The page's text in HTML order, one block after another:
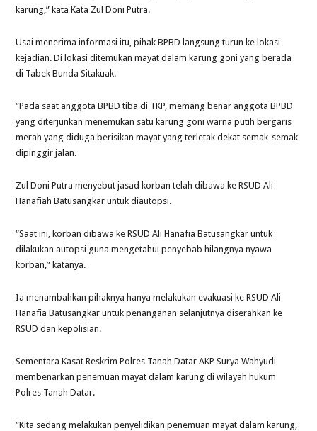
karung,” kata Kata Zul Doni Putra.
Usai menerima informasi itu, pihak BPBD langsung turun ke lokasi
kejadian. Di lokasi ditemukan mayat dalam karung goni yang berada
di Tabek Bunda Sitakuak.
“Pada saat anggota BPBD tiba di TKP, memang benar anggota BPBD
yang diterjunkan menemukan satu karung goni warna putih bergaris
merah yang diduga berisikan mayat yang terletak dekat semak-semak
dipinggir jalan.
Zul Doni Putra menyebut jasad korban telah dibawa ke RSUD Ali
Hanafiah Batusangkar untuk diautopsi.
“Saat ini, korban dibawa ke RSUD Ali Hanafia Batusangkar untuk
dilakukan autopsi guna mengetahui penyebab hilangnya nyawa
korban,” katanya.
Ia menambahkan pihaknya hanya melakukan evakuasi ke RSUD Ali
Hanafia Batusangkar untuk penanganan selanjutnya diserahkan ke
RSUD dan kepolisian.
Sementara Kasat Reskrim Polres Tanah Datar AKP Surya Wahyudi
membenarkan penemuan mayat dalam karung di wilayah hukum
Polres Tanah Datar.
“Kita sedang melakukan penyelidikan penemuan mayat dalam karung,